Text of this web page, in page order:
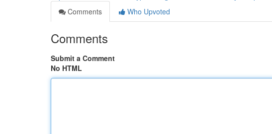
Comments
Who Upvoted
Comments
Submit a Comment
No HTML